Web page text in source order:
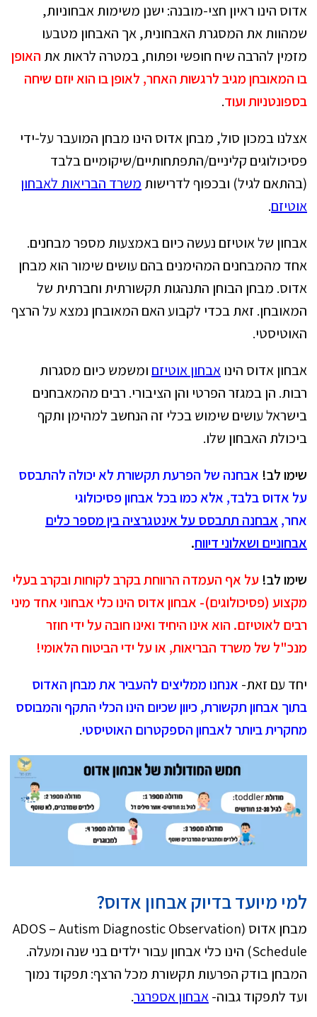
אדוס הינו ראיון חצי-מובנה: ישנן משימות אבחוניות,
שמהוות את המסגרת האבחונית, אך האבחון מטבעו
מזמין להרבה שיח חופשי ופתוח, במטרה לראות את האופן
בו המאובחן מגיב לרגשות האחר, לאופן בו הוא יוזם שיחה
בספונטניות ועוד.
אצלנו במכון סול, מבחן אדוס הינו מבחן המועבר על-ידי
פסיכולוגים קליניים/התפתחותיים/שיקומיים בלבד
(בהתאם לגיל) ובכפוף לדרישות משרד הבריאות לאבחון
אוטיזם.
אבחון של אוטיזם נעשה כיום באמצעות מספר מבחנים.
אחד מהמבחנים המהימנים בהם עושים שימור הוא מבחן
אדוס. מבחן הבוחן התנהגות תקשורתית וחברתית של
המאובחן. זאת בכדי לקבוע האם המאובחן נמצא על הרצף
האוטיסטי.
אבחון אדוס הינואבחון אוטיזם ומשמש כיום מסגרות
רבות. הן במגזר הפרטי והן הציבורי. רבים מהמאבחנים
בישראל עושים שימוש בכלי זה הנחשב למהימן ותקף
ביכולת האבחון שלו.
שימו לב! אבחנה של הפרעת תקשורת לא יכולה להתבסס
על אדוס בלבד, אלא כמו בכל אבחון פסיכולוגי
אחר, אבחנה תתבסס על אינטגרציה בין מספר כלים
אבחוניים ושאלוני דיווח.
שימו לב! על אף העמדה הרווחת בקרב לקוחות ובקרב בעלי
מקצוע (פסיכולוגים)- אבחון אדוס הינו כלי אבחוני אחד מיני
רבים לאוטיזם. הוא אינו היחיד ואינו חובה על ידי חוזר
מנכ"ל של משרד הבריאות, או על ידי הביטוח הלאומי!
יחד עם זאת- אנחנו ממליצים להעביר את מבחן האדוס
בתוך אבחון תקשורת, כיוון שכיום הינו הכלי התקף והמבוסס
מחקרית ביותר לאבחון הספקטרום האוטיסטי.
למי מיועד בדיוק אבחון אדוס?
מבחן אדוס (ADOS – Autism Diagnostic Observation
Schedule) הינו כלי אבחון עבור ילדים בני שנה ומעלה.
המבחן בודק הפרעות תקשורת מכל הרצף: תפקוד נמוך
ועד לתפקוד גבוה-אבחון אספרגר.